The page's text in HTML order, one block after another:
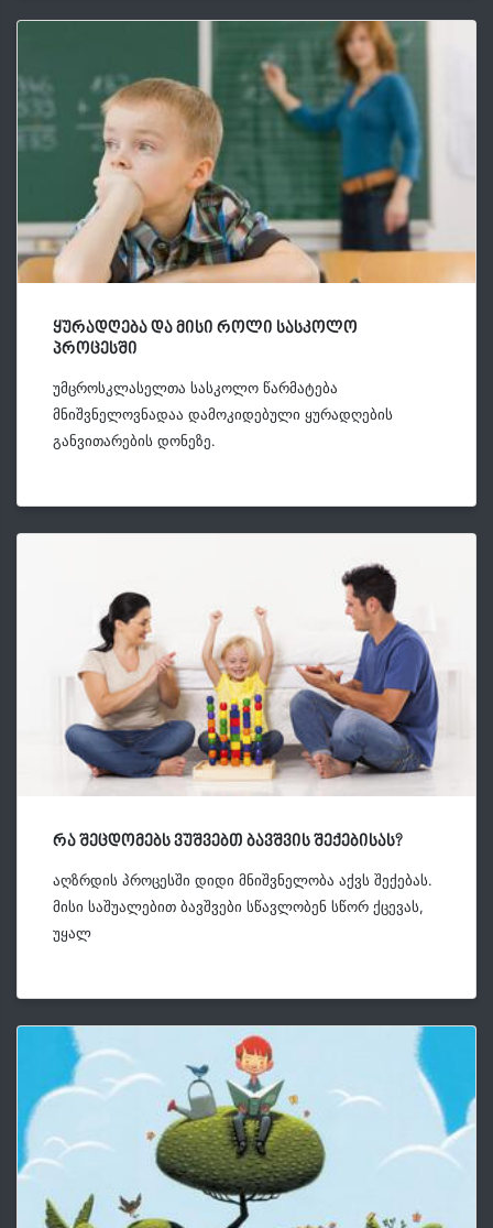
ყურადღება და მისი როლი სასკოლო
პროცესში
უმცროსკლასელთა სასკოლო წარმატება
მნიშვნელოვნადაა დამოკიდებული ყურადღების
განვითარების დონეზე.
რა შეცდომებს ვუშვებთ ბავშვის შექებისას?
აღზრდის პროცესში დიდი მნიშვნელობა აქვს შექებას.
მისი საშუალებით ბავშვები სწავლობენ სწორ ქცევას,
უყალ